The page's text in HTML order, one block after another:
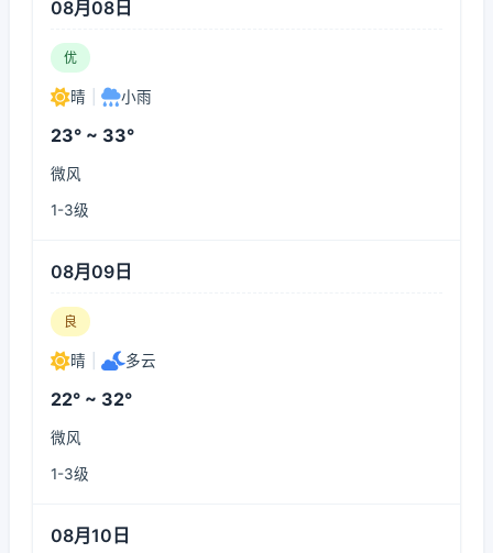
08月08日
优
晴 小雨
23° ~ 33°
微风
1-3级
08月09日
良
晴 多云
22° ~ 32°
微风
1-3级
08月10日